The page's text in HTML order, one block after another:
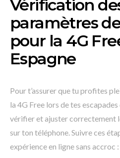
Vérification
paramètres
pour la 4G
Espagne
Pour t’assurer que tu profites
la 4G Free lors de tes
vérifier et ajuster correctement
sur ton téléphone. Suivre ces
expérience en ligne sans accroc :